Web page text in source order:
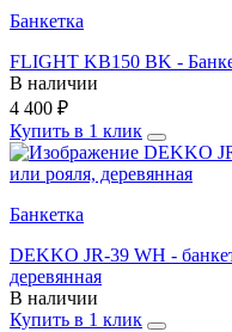
Банкетка
FLIGHT KB150 BK -
В наличии
4 400 ₽
Купить в 1 клик
Банкетка
DEKKO JR-39 WH -
деревянная
В наличии
Купить в 1 клик